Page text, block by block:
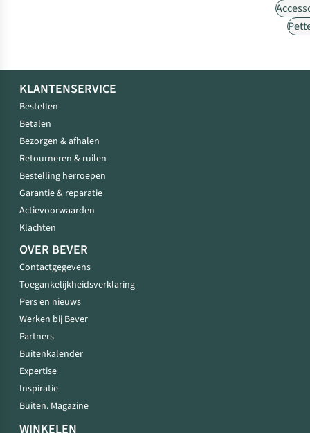
KLANTENSERVICE
Bestellen
Betalen
Bezorgen & afhalen
Retourneren & ruilen
Bestelling herroepen
Garantie & reparatie
Actievoorwaarden
Klachten
OVER BEVER
Contactgegevens
Toegankelijkheidsverklaring
Pers en nieuws
Werken bij Bever
Partners
Buitenkalender
Expertise
Inspiratie
Buiten. Magazine
WINKELEN